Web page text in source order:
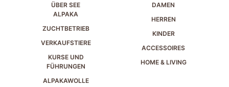
ÜBER SEE
ALPAKA
ZUCHTBETRIEB
VERKAUFSTIERE
KURSE UND
FÜHRUNGEN
ALPAKAWOLLE
DAMEN
HERREN
KINDER
ACCESSOIRES
HOME & LIVING